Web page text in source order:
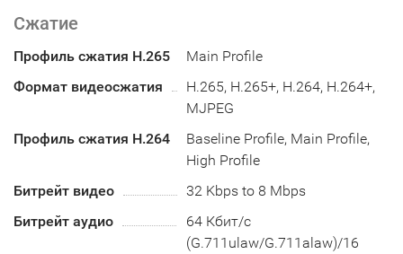
Сжатие
Профиль сжатия H.265
Main Profile
Формат видеосжатия
H.265, H.265+, H.264, H.264+,
MJPEG
Профиль сжатия H.264
Baseline Profile, Main Profile,
High Profile
Битрейт видео
32 Kbps to 8 Mbps
Битрейт аудио
64 Кбит/с
(G.711ulaw/G.711alaw)/16